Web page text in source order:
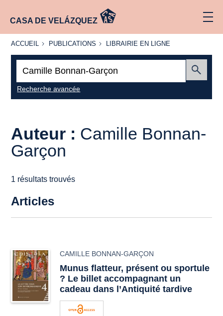
CASA DE VELÁZQUEZ
ACCUEIL
ACCUEIL PUBLICATIONS
PUBLICATIONS
LIBRAIRIE
LIBRAIRIE EN LIGNE
Recherche avancée
Auteur : Camille Bonnan-
Garçon
1 résultats trouvés
Articles
CAMILLE BONNAN-GARÇON
Munus flatteur, présent ou sportule
? Le billet accompagnant un
cadeau dans l’Antiquité tardive